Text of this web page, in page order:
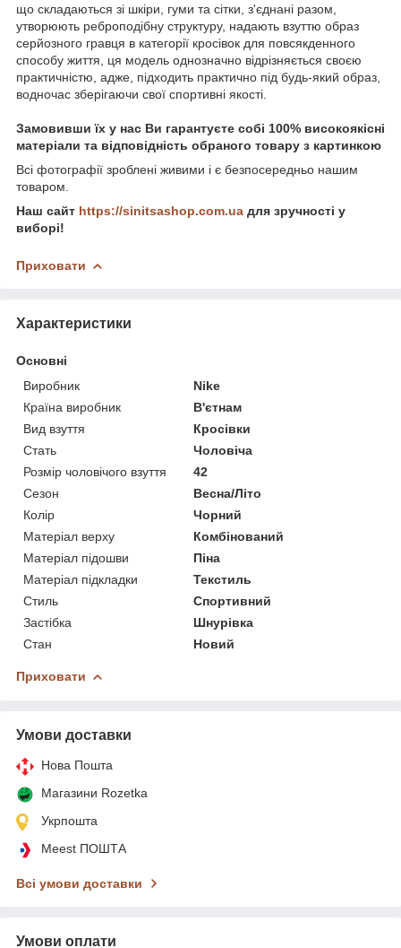
що складаються зі шкіри, гуми та сітки, з'єднані разом,
утворюють реброподібну структуру, надають взуттю образ
серйозного гравця в категорії кросівок для повсякденного
способу життя, ця модель однозначно відрізняється своєю
практичністю, адже, підходить практично під будь-який образ,
водночас зберігаючи свої спортивні якості.
Замовивши їх у нас Ви гарантуєте собі 100% високоякісні
матеріали та відповідність обраного товару з картинкою
Всі фотографії зроблені живими і є безпосередньо нашим
товаром.
Наш сайт https://sinitsashop.com.ua для зручності у
виборі!
Приховати
Характеристики
Основні
Виробник
Nike
Країна виробник
В'єтнам
Вид взуття
Кросівки
Стать
Чоловіча
Розмір чоловічого взуття
42
Сезон
Весна/Літо
Колір
Чорний
Матеріал верху
Комбінований
Матеріал підошви
Піна
Матеріал підкладки
Текстиль
Стиль
Спортивний
Застібка
Шнурівка
Стан
Новий
Приховати
Умови доставки
Нова Пошта
Магазини Rozetka
Укрпошта
Meest ПОШТА
Всі умови доставки
Умови оплати